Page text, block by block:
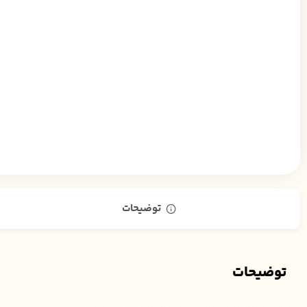
توضیحات
توضیحات